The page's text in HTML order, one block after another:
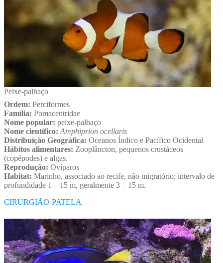
Peixe-palhaço
Ordem: Perciformes
Família: Pomacentridae
Nome popular: peixe-palhaço
Nome científico: Amphiprion ocellaris
Distribuição Geográfica: Oceanos Índico e Pacífico Ocidental
Hábitos alimentares: Zooplâncton, pequenos crustáceos
(copépodes) e algas.
Reprodução: Ovíparos
Habitat: Marinho, associado ao recife, não migratório; intervalo de
profundidade 1 – 15 m, geralmente 3 – 15 m.
CIRURGIÃO-PATELA